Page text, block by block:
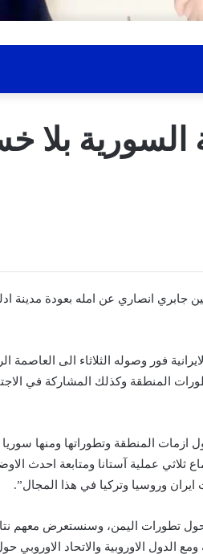
بلا
جابري انصاري عن امله بعودة مدينة
فور وصوله الثلاثاء الى العاصمة
المنطقة وكذلك المشاركة في
المنطقة وتطوراتها ومنها سوريا
ثلاثي عملية آستانا ومتابعة احدث
ايران وروسيا وتركيا في هذا المجال”.
تطورات اليمن، وسنستعرض معهم
الدول الاوروبية والاتحاد الاوروبي